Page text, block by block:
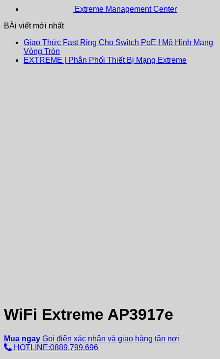
Extreme Management Center
BÀi viết mới nhất
Giao Thức Fast Ring Cho Switch PoE ! Mô Hình Mạng
Vòng Tròn
EXTREME | Phân Phối Thiết Bị Mạng Extreme
WiFi Extreme AP3917e
Mua ngay Gọi điện xác nhận và giao hàng tận nơi
HOTLINE:0889.799.696